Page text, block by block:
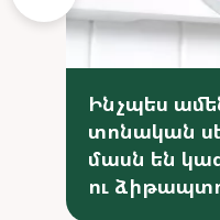
Ինչպես
տոնական
մասն են
ու